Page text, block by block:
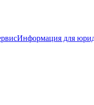
Информация для